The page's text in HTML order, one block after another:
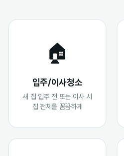
🏠
입주/이사청소
새 집 입주 전 또는 이사 시
집 전체를 꼼꼼하게